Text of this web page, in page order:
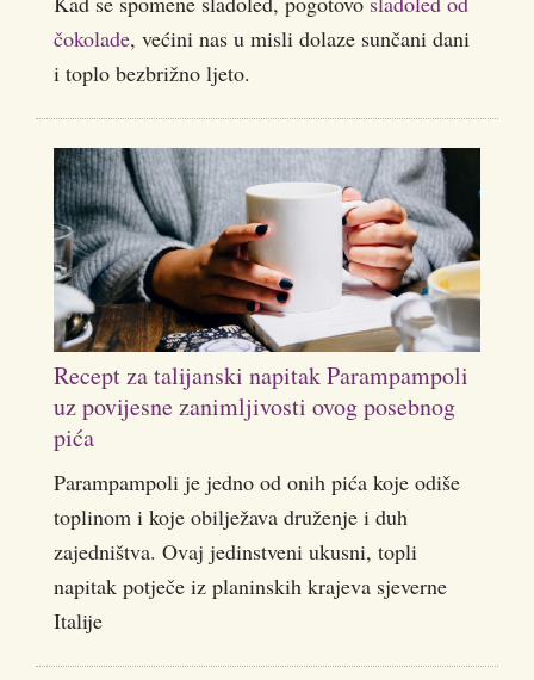
čokolade, većini nas u misli dolaze sunčani dani
i toplo bezbrižno ljeto.
Recept za talijanski napitak Parampampoli
uz povijesne zanimljivosti ovog posebnog
pića
Parampampoli je jedno od onih pića koje odiše
toplinom i koje obilježava druženje i duh
zajedništva. Ovaj jedinstveni ukusni, topli
napitak potječe iz planinskih krajeva sjeverne
Italije